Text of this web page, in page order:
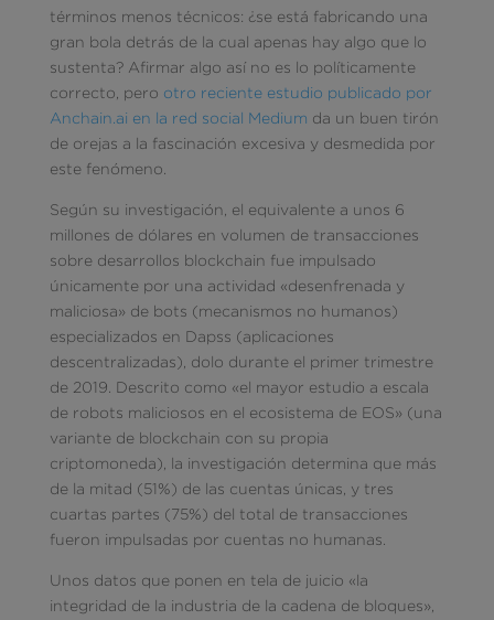
términos menos técnicos: ¿se está fabricando una
gran bola detrás de la cual apenas hay algo que lo
sustenta? Afirmar algo así no es lo políticamente
correcto, pero otro reciente estudio publicado por
Anchain.ai en la red social Medium da un buen tirón
de orejas a la fascinación excesiva y desmedida por
este fenómeno.
Según su investigación, el equivalente a unos 6
millones de dólares en volumen de transacciones
sobre desarrollos blockchain fue impulsado
únicamente por una actividad «desenfrenada y
maliciosa» de bots (mecanismos no humanos)
especializados en Dapss (aplicaciones
descentralizadas), dolo durante el primer trimestre
de 2019. Descrito como «el mayor estudio a escala
de robots maliciosos en el ecosistema de EOS» (una
variante de blockchain con su propia
criptomoneda), la investigación determina que más
de la mitad (51%) de las cuentas únicas, y tres
cuartas partes (75%) del total de transacciones
fueron impulsadas por cuentas no humanas.
Unos datos que ponen en tela de juicio «la
integridad de la industria de la cadena de bloques»,